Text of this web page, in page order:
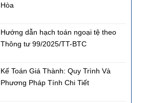
Hòa
Hướng dẫn hạch toán ngoại tệ theo
Thông tư 99/2025/TT-BTC
Kế Toán Giá Thành: Quy Trình Và
Phương Pháp Tính Chi Tiết